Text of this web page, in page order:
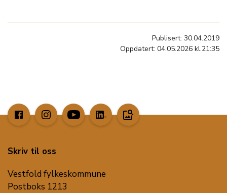
Publisert: 30.04.2019
Oppdatert: 04.05.2026 kl.21:35
image_search
Skriv til oss
Vestfold fylkeskommune
Postboks 1213